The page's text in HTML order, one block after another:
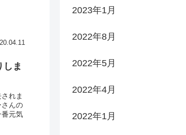
しま
れま
さんの
元気
2023年1月
2022年8月
2022年5月
2022年4月
2022年1月